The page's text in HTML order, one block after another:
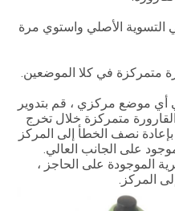
إلى برغي التسوية الأصلي واستوي مرة
أي موضع مركزي ، قم بتدوير
القارورة متمركزة خلال تخرج
نصف الخطأ إلى المركز
على الجانب العالي.
الموجودة على الحاجز ،
المركز.